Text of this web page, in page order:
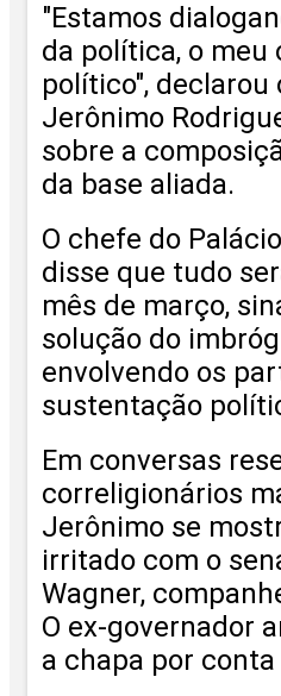
"Estamos
da política, o meu
político", declarou
Jerônimo
sobre a
da base aliada.
O chefe do
disse que tudo
mês de março,
solução do
envolvendo os
sustentação
Em conversas
correligionários
Jerônimo se
irritado com o
Wagner,
O ex-governador
a chapa por